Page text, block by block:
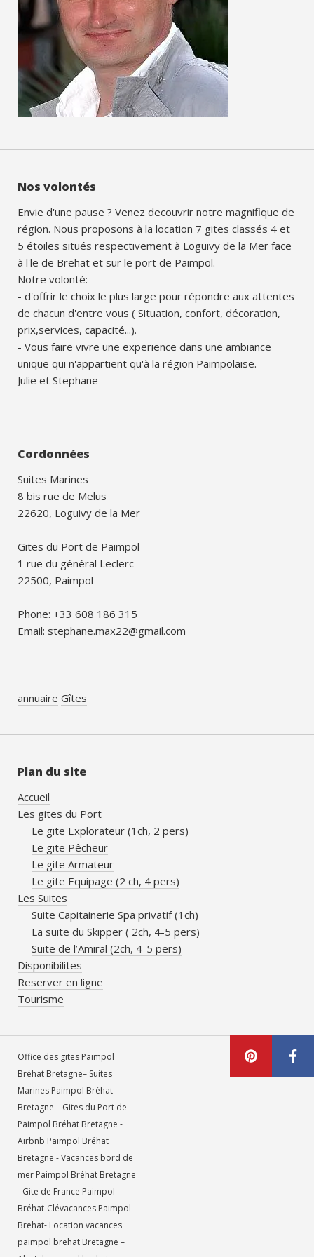
Nos volontés
Envie d'une pause ? Venez decouvrir notre magnifique de
région. Nous proposons à la location 7 gites classés 4 et
5 étoiles situés respectivement à Loguivy de la Mer face
à l'le de Brehat et sur le port de Paimpol.
Notre volonté:
- d'offrir le choix le plus large pour répondre aux attentes
de chacun d'entre vous ( Situation, confort, décoration,
prix,services, capacité...).
- Vous faire vivre une experience dans une ambiance
unique qui n'appartient qu'à la région Paimpolaise.
Julie et Stephane
Cordonnées
Suites Marines
8 bis rue de Melus
22620, Loguivy de la Mer
Gites du Port de Paimpol
1 rue du général Leclerc
22500, Paimpol
Phone: +33 608 186 315
Email: stephane.max22@gmail.com
annuaire Gîtes
Plan du site
Accueil
Les gites du Port
Le gite Explorateur (1ch, 2 pers)
Le gite Pêcheur
Le gite Armateur
Le gite Equipage (2 ch, 4 pers)
Les Suites
Suite Capitainerie Spa privatif (1ch)
La suite du Skipper ( 2ch, 4-5 pers)
Suite de l’Amiral (2ch, 4-5 pers)
Disponibilites
Reserver en ligne
Tourisme
Office des gites Paimpol
Bréhat Bretagne– Suites
Marines Paimpol Bréhat
Bretagne – Gites du Port de
Paimpol Bréhat Bretagne -
Airbnb Paimpol Bréhat
Bretagne - Vacances bord de
mer Paimpol Bréhat Bretagne
- Gite de France Paimpol
Bréhat-Clévacances Paimpol
Brehat- Location vacances
paimpol brehat Bretagne –